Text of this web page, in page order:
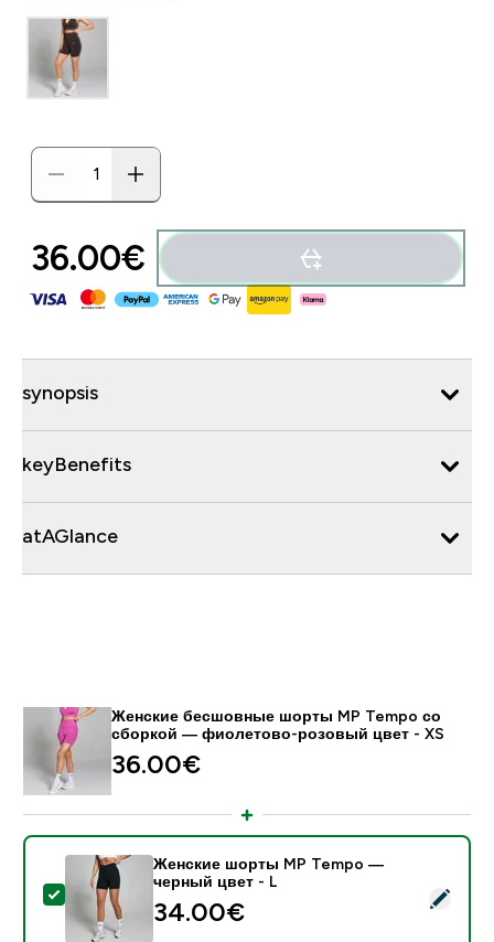
36.00€‎
synopsis
keyBenefits
atAGlance
Женские бесшовные шорты MP Tempo со
сборкой — фиолетово-розовый цвет - XS
36.00€‎
- Женские шорты MP Tempo — черный цвет - L
Женские шорты MP Tempo —
черный цвет - L
34.00€‎